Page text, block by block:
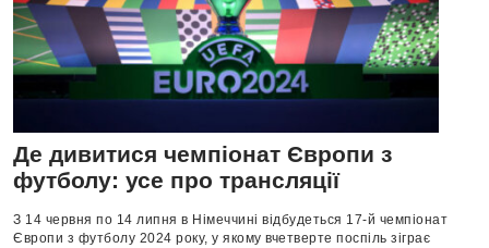
Де дивитися чемпіонат Європи з
футболу: усе про трансляції
З 14 червня по 14 липня в Німеччині відбудеться 17-й чемпіонат
Європи з футболу 2024 року, у якому вчетверте поспіль зіграє